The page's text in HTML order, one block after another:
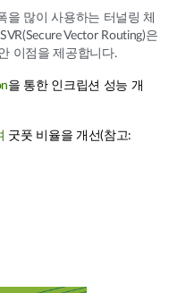
을 많이 사용하는 터널링 체
Vector Routing)은
이점을 제공합니다.
을 통한 인크립션 성능 개
굿풋 비율을 개선(참고: